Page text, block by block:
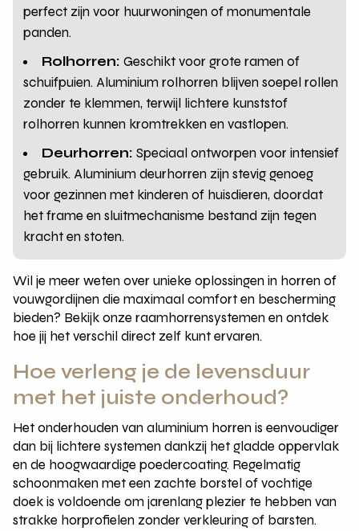
perfect zijn voor huurwoningen of monumentale
panden.
Rolhorren: Geschikt voor grote ramen of
schuifpuien. Aluminium rolhorren blijven soepel rollen
zonder te klemmen, terwijl lichtere kunststof
rolhorren kunnen kromtrekken en vastlopen.
Deurhorren: Speciaal ontworpen voor intensief
gebruik. Aluminium deurhorren zijn stevig genoeg
voor gezinnen met kinderen of huisdieren, doordat
het frame en sluitmechanisme bestand zijn tegen
kracht en stoten.
Wil je meer weten over unieke oplossingen in horren of
vouwgordijnen die maximaal comfort en bescherming
bieden? Bekijk onze raamhorrensystemen en ontdek
hoe jij het verschil direct zelf kunt ervaren.
Hoe verleng je de levensduur
met het juiste onderhoud?
Het onderhouden van aluminium horren is eenvoudiger
dan bij lichtere systemen dankzij het gladde oppervlak
en de hoogwaardige poedercoating. Regelmatig
schoonmaken met een zachte borstel of vochtige
doek is voldoende om jarenlang plezier te hebben van
strakke horprofielen zonder verkleuring of barsten.